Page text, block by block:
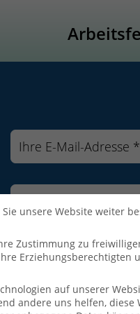
unsere Website weiter
Zustimmung zu
Erziehungsberechtigten
auf unserer
andere uns helfen, diese